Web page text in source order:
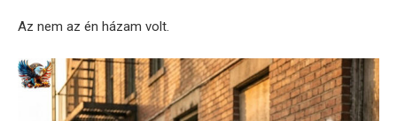
Az nem az én házam volt.